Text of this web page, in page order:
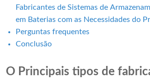
Fabricantes de Sistemas de
em Baterias com as Necessidades do
Perguntas frequentes
Conclusão
O Principais tipos de